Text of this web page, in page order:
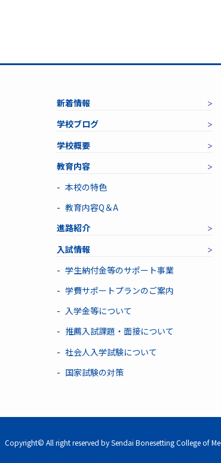
新着情報
学校ブログ
学校概要
教育内容
本校の特色
教育内容Q＆A
進路紹介
入試情報
学生納付金等のサポート事業
学費サポートプランのご案内
入学金等について
推薦入試課題・面接について
社会人入学試験について
国家試験の対策
Copyright© All right reserved by Sendai Bonesetting College of